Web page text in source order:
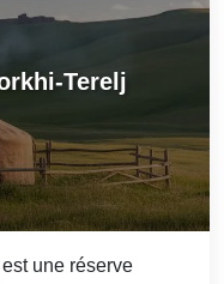
Terelj
une réserve